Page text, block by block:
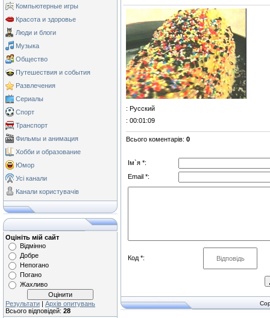
Компьютерные игры
Красота и здоровье
Люди и блоги
Музыка
Общество
Путешествия и события
Развлечения
Сериалы
Спорт
Транспорт
Фильмы и анимация
Хобби и образование
Юмор
Усі канали
Канали користувачів
Оцініть мій сайт
Відмінно
Добре
Непогано
Погано
Жахливо
Результати | Архів опитувань
Всього відповідей: 28
: Русский
: 00:01:09
Всього коментарів: 0
Ім`я *:
Email *:
Код *: